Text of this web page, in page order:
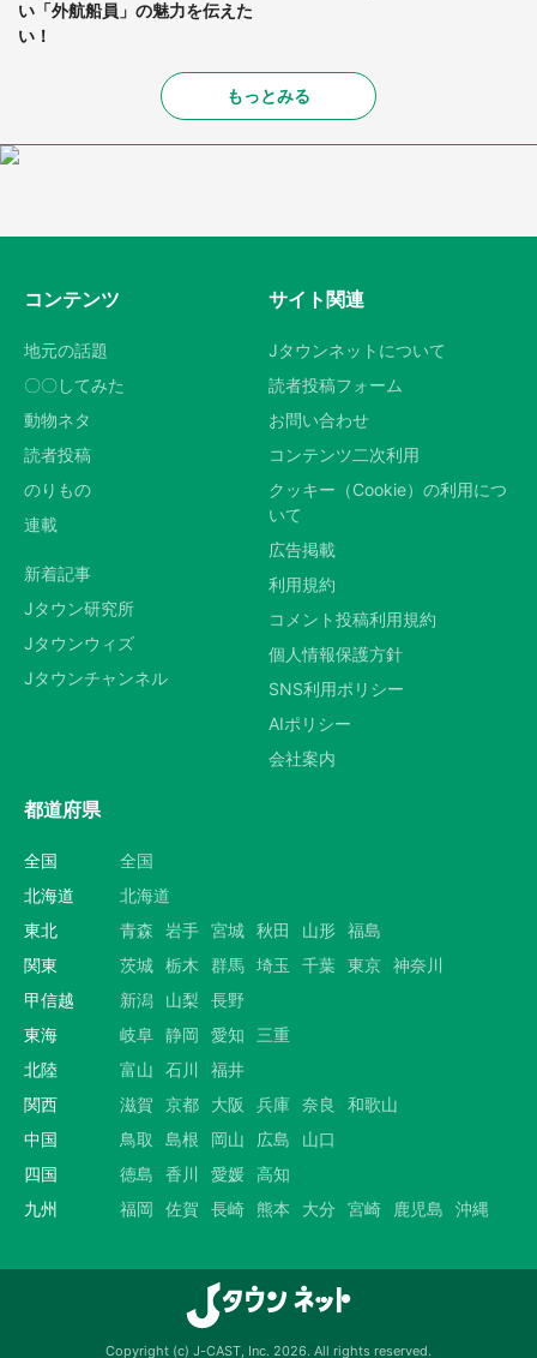
い「外航船員」の魅力を伝えた
い！
もっとみる
コンテンツ
地元の話題
〇〇してみた
動物ネタ
読者投稿
のりもの
連載
新着記事
Jタウン研究所
Jタウンウィズ
Jタウンチャンネル
サイト関連
Jタウンネットについて
読者投稿フォーム
お問い合わせ
コンテンツ二次利用
クッキー（Cookie）の利用につ
いて
広告掲載
利用規約
コメント投稿利用規約
個人情報保護方針
SNS利用ポリシー
AIポリシー
会社案内
都道府県
全国
全国
北海道
北海道
東北
青森 岩手 宮城 秋田 山形 福島
関東
茨城 栃木 群馬 埼玉 千葉 東京 神奈川
甲信越
新潟 山梨
長野
東海
岐阜 静岡 愛知
三重
北陸
富山 石川
福井
関西
滋賀 京都 大阪 兵庫 奈良
和歌山
中国
鳥取 島根 岡山 広島
山口
四国
徳島 香川 愛媛 高知
九州
福岡 佐賀 長崎 熊本 大分 宮崎 鹿児島 沖縄
Copyright (c) J-CAST, Inc. 2026. All rights reserved.